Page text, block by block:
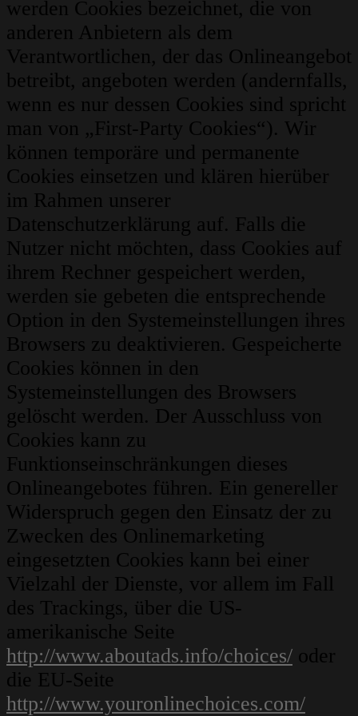
werden Cookies bezeichnet, die von
anderen Anbietern als dem
Verantwortlichen, der das Onlineangebot
betreibt, angeboten werden (andernfalls,
wenn es nur dessen Cookies sind spricht
man von „First-Party Cookies“). Wir
können temporäre und permanente
Cookies einsetzen und klären hierüber
im Rahmen unserer
Datenschutzerklärung auf. Falls die
Nutzer nicht möchten, dass Cookies auf
ihrem Rechner gespeichert werden,
werden sie gebeten die entsprechende
Option in den Systemeinstellungen ihres
Browsers zu deaktivieren. Gespeicherte
Cookies können in den
Systemeinstellungen des Browsers
gelöscht werden. Der Ausschluss von
Cookies kann zu
Funktionseinschränkungen dieses
Onlineangebotes führen. Ein genereller
Widerspruch gegen den Einsatz der zu
Zwecken des Onlinemarketing
eingesetzten Cookies kann bei einer
Vielzahl der Dienste, vor allem im Fall
des Trackings, über die US-
amerikanische Seite
http://www.aboutads.info/choices/ oder
die EU-Seite
http://www.youronlinechoices.com/